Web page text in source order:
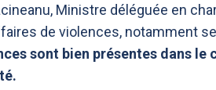
Ministre déléguée en
de violences, notamment
sont bien présentes dans le